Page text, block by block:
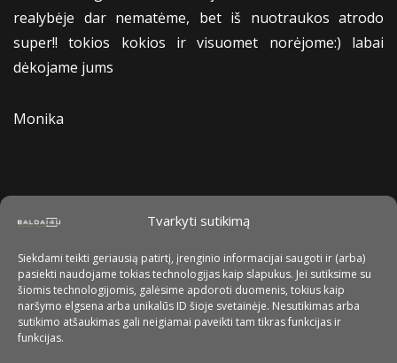
Tvarkyti sutikimą
Siekdami teikti geriausią patirtį, įrenginio informacijai saugoti ir (arba)
pasiekti naudojame tokias technologijas kaip slapukus. Jei sutiksime su
šiomis technologijomis, galėsime apdoroti duomenis, tokius kaip
naršymo elgsena arba unikalūs ID šioje svetainėje. Nesutikimas arba
sutikimo atšaukimas gali neigiamai paveikti tam tikras funkcijas ir
funkcijas.
realybėje dar nematėme, bet iš nuotraukos atrodo
super!! tokios kokios ir visuomet norėjome:) labai
dėkojame jums
Monika